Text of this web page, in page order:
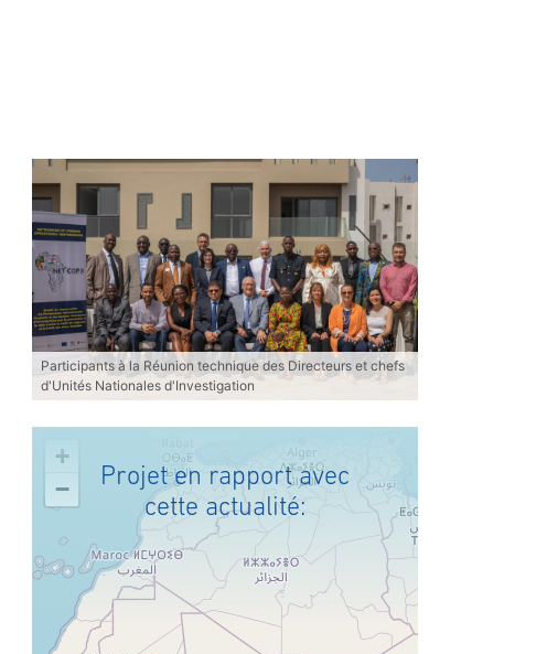
Participants à la Réunion technique des Directeurs et chefs
d'Unités Nationales d'Investigation
Projet en rapport avec
cette actualité:
+
−